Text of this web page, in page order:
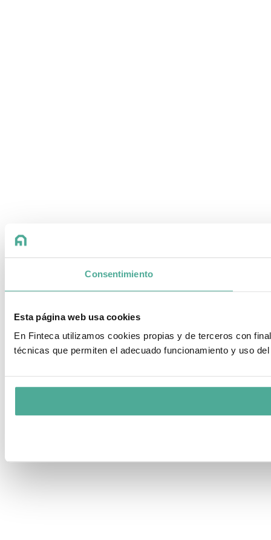
Consentimiento
Esta página web usa cookies
En Finteca utilizamos cookies propias y de terceros con
técnicas que permiten el adecuado funcionamiento y uso